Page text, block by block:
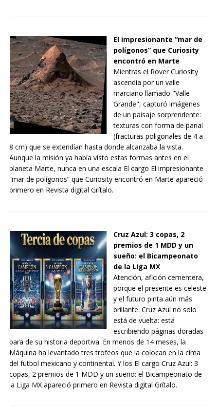
El impresionante “mar de
polígonos” que Curiosity
encontró en Marte
Mientras el Rover Curiosity
ascendía por un valle
marciano llamado "Valle
Grande", capturó imágenes
de un paisaje sorprendente:
texturas con forma de panal
(fracturas poligonales de 4 a
8 cm) que se extendían hasta donde alcanzaba la vista.
Aunque la misión ya había visto estas formas antes en el
planeta Marte, nunca en una escala El cargo El impresionante
“mar de polígonos” que Curiosity encontró en Marte apareció
primero en Revista digital Grítalo.
Cruz Azul: 3 copas, 2
premios de 1 MDD y un
sueño: el Bicampeonato
de la Liga MX
Atención, afición cementera,
porque el presente es celeste
y el futuro pinta aún más
brillante. Cruz Azul no solo
está de vuelta: está
escribiendo páginas doradas
para de su historia deportiva. En menos de 14 meses, la
Máquina ha levantado tres trofeos que la colocan en la cima
del futbol mexicano y continental. Y los El cargo Cruz Azul: 3
copas, 2 premios de 1 MDD y un sueño: el Bicampeonato de
la Liga MX apareció primero en Revista digital Grítalo.